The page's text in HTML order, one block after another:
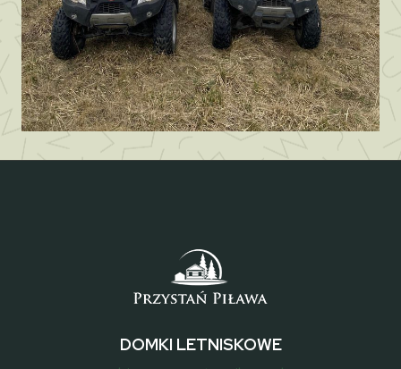
DOMKI LETNISKOWE